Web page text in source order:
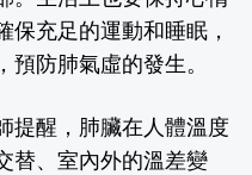
保充足的運動和睡眠，
防肺氣虛的發生。
提醒，肺臟在人體溫度
替、室內外的溫差變